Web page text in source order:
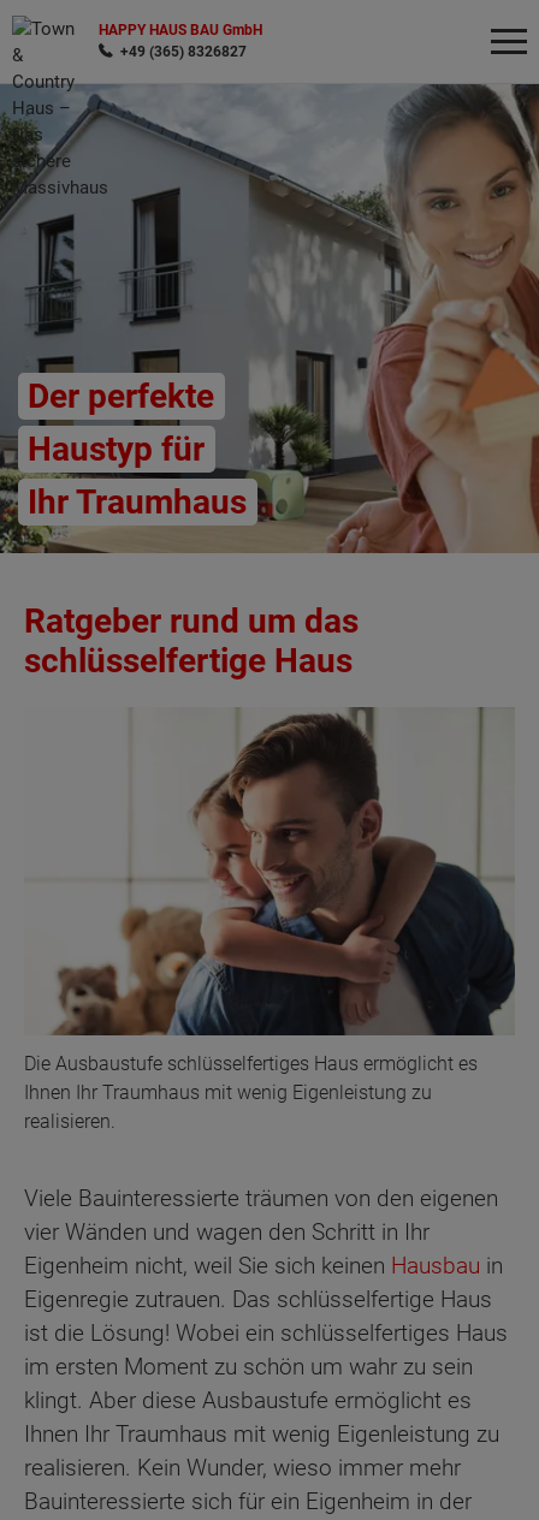
HAPPY HAUS BAU GmbH
+49 (365) 8326827
Der perfekte
Haustyp für
Ihr Traumhaus
Ratgeber rund um das
schlüsselfertige Haus
Die Ausbaustufe schlüsselfertiges Haus ermöglicht es
Ihnen Ihr Traumhaus mit wenig Eigenleistung zu
realisieren.
Viele Bauinteressierte träumen von den eigenen
vier Wänden und wagen den Schritt in Ihr
Eigenheim nicht, weil Sie sich keinen Hausbau in
Eigenregie zutrauen. Das schlüsselfertige Haus
ist die Lösung! Wobei ein schlüsselfertiges Haus
im ersten Moment zu schön um wahr zu sein
klingt. Aber diese Ausbaustufe ermöglicht es
Ihnen Ihr Traumhaus mit wenig Eigenleistung zu
realisieren. Kein Wunder, wieso immer mehr
Bauinteressierte sich für ein Eigenheim in der
Wonach möchten Sie suchen?